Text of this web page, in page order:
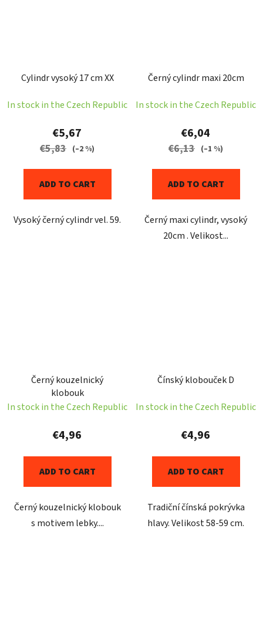
Cylindr vysoký 17 cm XX
In stock in the Czech Republic
€5,67
€5,83 (–2 %)
ADD TO CART
Vysoký černý cylindr vel. 59.
Černý cylindr maxi 20cm
In stock in the Czech Republic
€6,04
€6,13 (–1 %)
ADD TO CART
Černý maxi cylindr, vysoký
20cm . Velikost...
Černý kouzelnický
klobouk
In stock in the Czech Republic
€4,96
ADD TO CART
Černý kouzelnický klobouk
s motivem lebky....
Čínský klobouček D
In stock in the Czech Republic
€4,96
ADD TO CART
Tradiční čínská pokrývka
hlavy. Velikost 58-59 cm.